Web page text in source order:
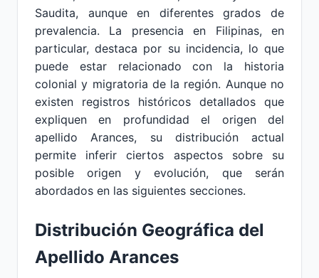
Saudita, aunque en diferentes grados de
prevalencia. La presencia en Filipinas, en
particular, destaca por su incidencia, lo que
puede estar relacionado con la historia
colonial y migratoria de la región. Aunque no
existen registros históricos detallados que
expliquen en profundidad el origen del
apellido Arances, su distribución actual
permite inferir ciertos aspectos sobre su
posible origen y evolución, que serán
abordados en las siguientes secciones.
Distribución Geográfica del
Apellido Arances